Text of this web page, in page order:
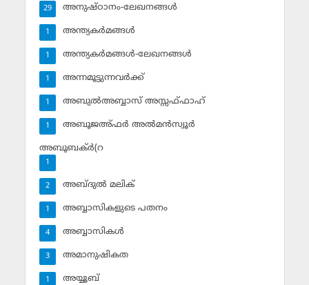
അനുഷ്ഠാനം-ലേഖനങ്ങള്‍
29
അന്ത്യകര്‍മങ്ങള്‍
1
അന്ത്യകര്‍മങ്ങള്‍-ലേഖനങ്ങള്‍
1
അന്നമൂട്ടുന്നവര്‍ക്ക്
1
അബുല്‍അബ്ബാസ് അസ്സഫ്ഫാഹ്‌
1
അബൂജഅ്ഫര്‍ അല്‍മന്‍സ്വൂര്‍
1
അബൂബക്ര്‍(റ
1
അബ്ദുല്‍ മലിക്‌
2
അബ്ബാസികളുടെ പതനം
1
അബ്ബാസികള്‍
4
അമാനുഷികത
3
അയ്യൂബ്‌
1